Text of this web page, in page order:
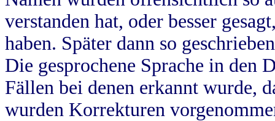
verstanden hat, oder besser
haben. Später dann so
Die gesprochene Sprache in
Fällen bei denen erkannt wurde,
wurden Korrekturen